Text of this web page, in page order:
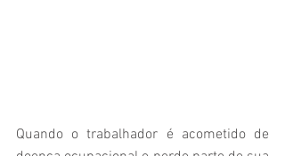
Quando o trabalhador é acometido de